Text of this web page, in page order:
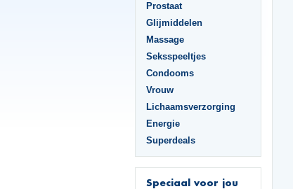
Prostaat
Glijmiddelen
Massage
Seksspeeltjes
Condooms
Vrouw
Lichaamsverzorging
Energie
Superdeals
Speciaal voor jou